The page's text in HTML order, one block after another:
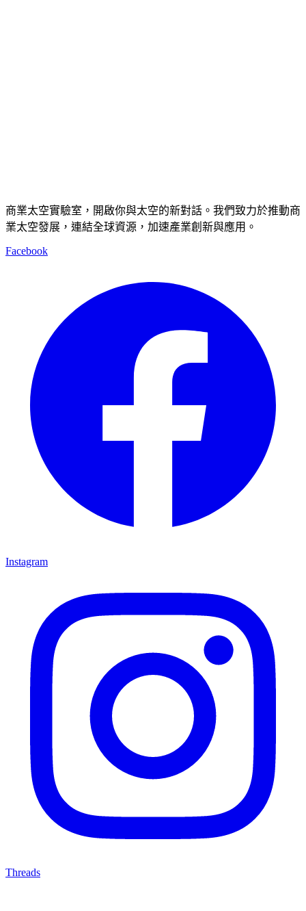
商業太空實驗室，開啟你與太空的新對話。我們致力於推動商
業太空發展，連結全球資源，加速產業創新與應用。
Facebook
Instagram
Threads